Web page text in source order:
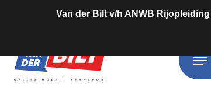
Van der Bilt v/h ANWB